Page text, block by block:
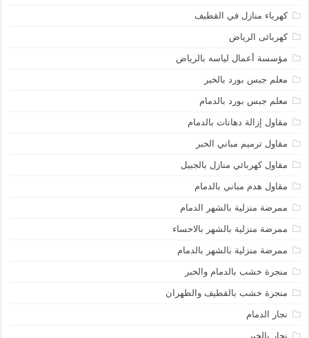
كهرباء منازل في القطيف
كهربائى الرياض
مؤسسة أعمال لياسه بالرياض
معلم جبس بورد بالخبر
معلم جبس بورد بالدمام
مقاول إزالة دهانات بالدمام
مقاول ترميم مباني الخبر
مقاول كهربائي منازل بالجبيل
مقاول هدم مباني بالدمام
ممرضة منزلية بالشهر الدمام
ممرضة منزلية بالشهر بالاحساء
ممرضة منزلية بالشهر بالدمام
منجرة خشب بالدمام والخبر
منجرة خشب بالقطيف والظهران
نجار الدمام
نجار بالخبر